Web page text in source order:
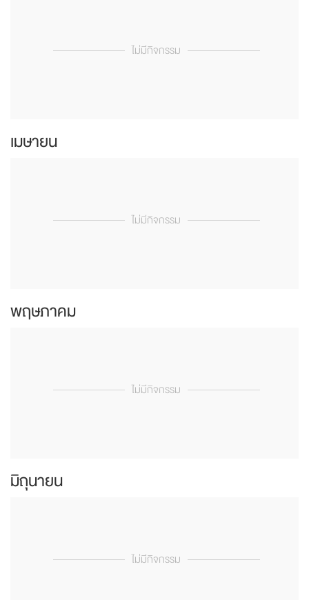
ไม่มีกิจกรรม
เมษายน
ไม่มีกิจกรรม
พฤษภาคม
ไม่มีกิจกรรม
มิถุนายน
ไม่มีกิจกรรม